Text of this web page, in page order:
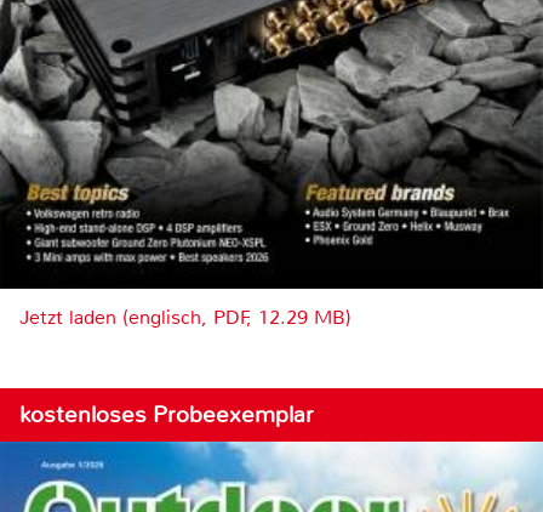
Jetzt laden (englisch, PDF, 12.29 MB)
kostenloses Probeexemplar